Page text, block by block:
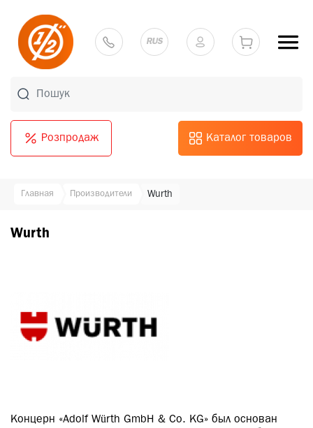
Розпродаж Каталог товаров
RUS
Главная Производители Wurth
Wurth
Концерн «Adolf Würth GmbH & Co. KG» был основан